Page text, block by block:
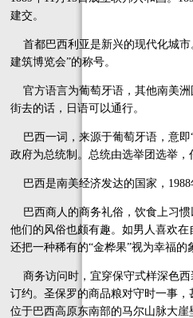
建交。
首都巴西利亚是新兴的现代化城市
建筑博览会”的称号。
官方语言为葡萄牙语，其他南美洲
街去的话，日语可以通行。
巴西一词，来源于葡萄牙语，意即
政府为总统制。总统由选举团选举
巴西是南美经济发达的国家，1988
巴西商人的商务礼俗，饮食上习惯
他们的风俗也颇有趣。如男人喜欢
还把一种稀有的“金桦果”视为幸福的
商务访问时，宜穿保守式样深色西
订约。圣保罗的商品粮对守时一事
位于巴西高原东南部的马尔山脉大